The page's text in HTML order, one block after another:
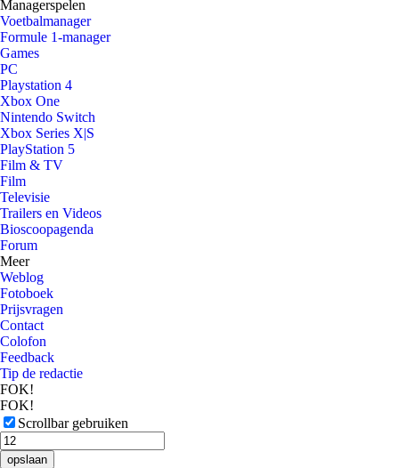
Managerspelen
Voetbalmanager
Formule 1-manager
Games
PC
Playstation 4
Xbox One
Nintendo Switch
Xbox Series X|S
PlayStation 5
Film & TV
Film
Televisie
Trailers en Videos
Bioscoopagenda
Forum
Meer
Weblog
Fotoboek
Prijsvragen
Contact
Colofon
Feedback
Tip de redactie
FOK!
FOK!
Scrollbar gebruiken
opslaan